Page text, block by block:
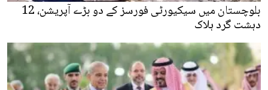
بلوچستان میں سیکیورٹی فورسز کے دو بڑے آپریشن، 12
دہشت گرد ہلاک